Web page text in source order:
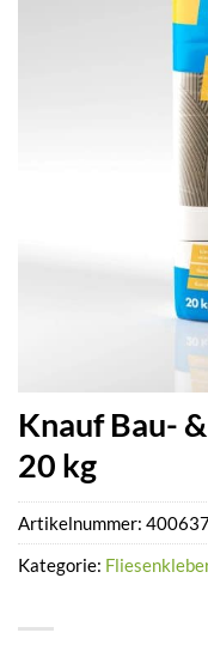
Knauf Bau-
20 kg
Artikelnummer:
Kategorie: